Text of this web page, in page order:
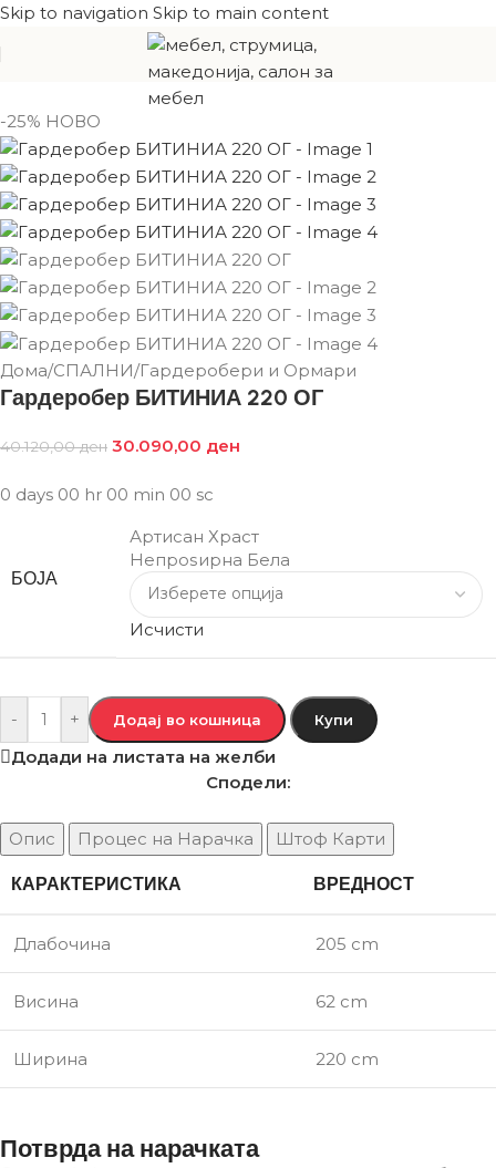
Skip to navigation Skip to main content
-25% НОВО
Дома/СПАЛНИ/Гардеробери и Ормари
Гардеробер БИТИНИА 220 ОГ
40.120,00ден 30.090,00 ден
0 days 00 hr 00 min 00 sc
БОЈА
Артисан Храст
Непроѕирна Бела
Исчисти
- + Додај во кошница Купи
Додади на листата на желби
Сподели:
Опис Процес на Нарачка Штоф Карти
КАРАКТЕРИСТИКА ВРЕДНОСТ
Длабочина 205 cm
Висина 62 cm
Ширина 220 cm
Потврда на нарачката